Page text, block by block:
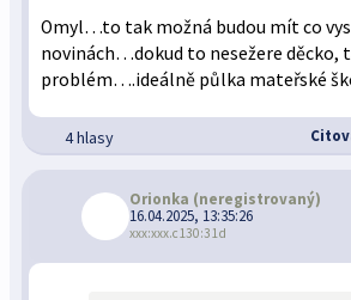
Omyl…to tak možná budou mít co
novinách…dokud to nesežere děcko,
problém….ideálně půlka mateřské
4 hlasy
Orionka (neregistrovaný)
16.04.2025, 13:35:26
xxx:xxx.c130:31d